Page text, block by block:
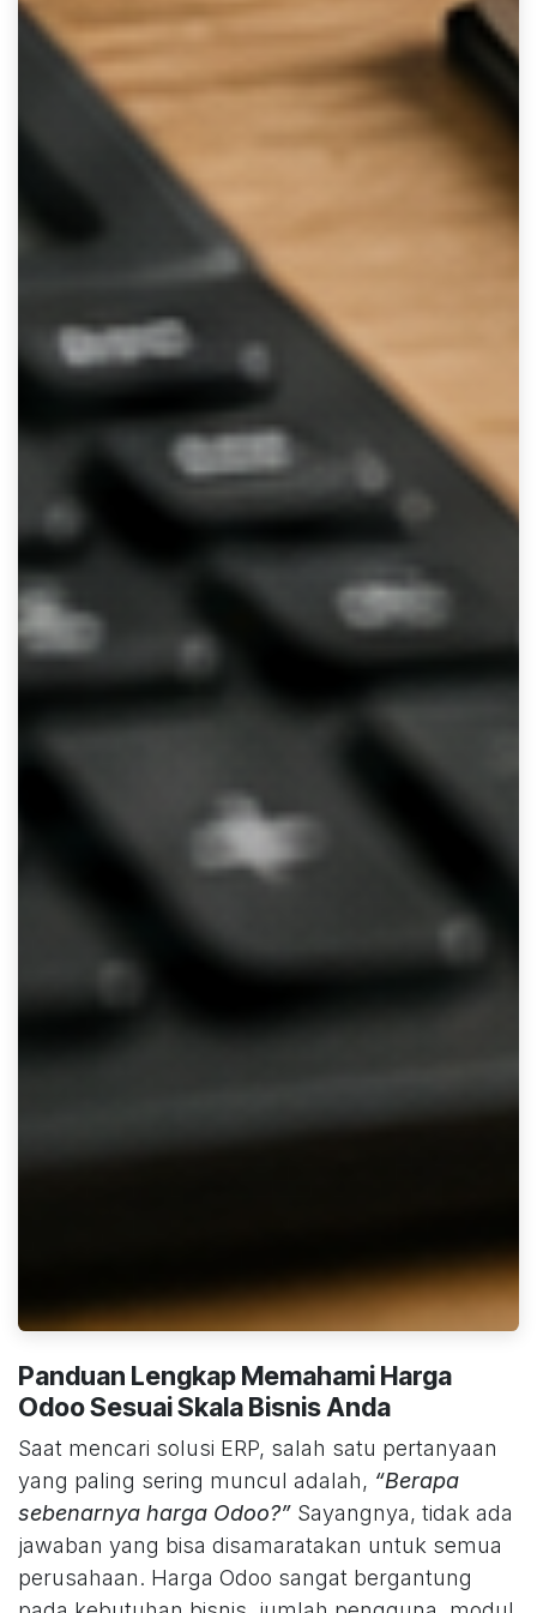
Panduan Lengkap Memahami Harga
Odoo Sesuai Skala Bisnis Anda
Saat mencari solusi ERP, salah satu pertanyaan
yang paling sering muncul adalah, “Berapa
sebenarnya harga Odoo?” Sayangnya, tidak ada
jawaban yang bisa disamaratakan untuk semua
perusahaan. Harga Odoo sangat bergantung